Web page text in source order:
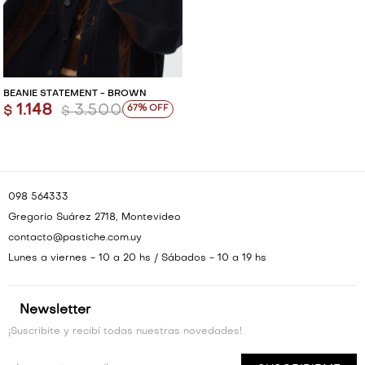
BEANIE STATEMENT - BROWN
$ 1.148 $ 3.500 67
Newsletter
¡Suscribite y recibí todas nuestras novedades!
098 564333
Gregorio Suárez 2718, Montevideo
contacto@pastiche.com.uy
Lunes a viernes - 10 a 20 hs / Sábados - 10 a 19 hs
VESTIDOS Y MONOS
CAMISAS Y BLUSAS
SHORTS Y FALDAS
VESTIDOS Y MONOS
CAMISAS Y BLUSAS
SHORTS Y FALDAS